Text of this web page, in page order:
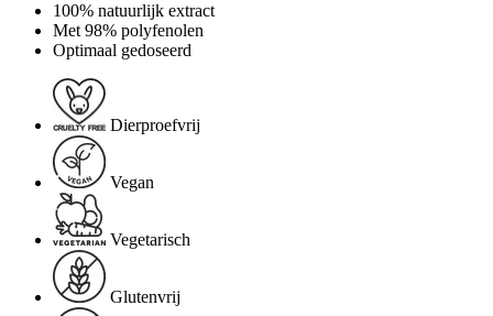
100% natuurlijk extract
Met 98% polyfenolen
Optimaal gedoseerd
Dierproefvrij
Vegan
Vegetarisch
Glutenvrij